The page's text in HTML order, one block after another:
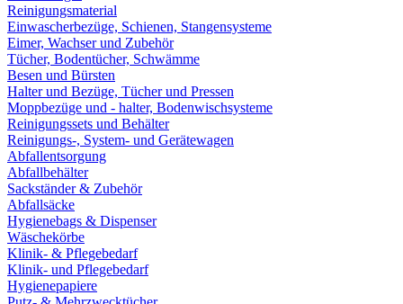
Reinigungsmaterial
Einwascherbezüge, Schienen, Stangensysteme
Eimer, Wachser und Zubehör
Tücher, Bodentücher, Schwämme
Besen und Bürsten
Halter und Bezüge, Tücher und Pressen
Moppbezüge und - halter, Bodenwischsysteme
Reinigungssets und Behälter
Reinigungs-, System- und Gerätewagen
Abfallentsorgung
Abfallbehälter
Sackständer & Zubehör
Abfallsäcke
Hygienebags & Dispenser
Wäschekörbe
Klinik- & Pflegebedarf
Klinik- und Pflegebedarf
Hygienepapiere